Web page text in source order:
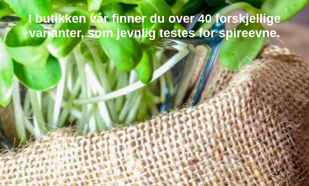
I butikken vår finner du over 40 forskjellige
varianter, som jevnlig testes for spireevne.